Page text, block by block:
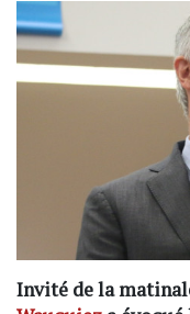
Invité de la